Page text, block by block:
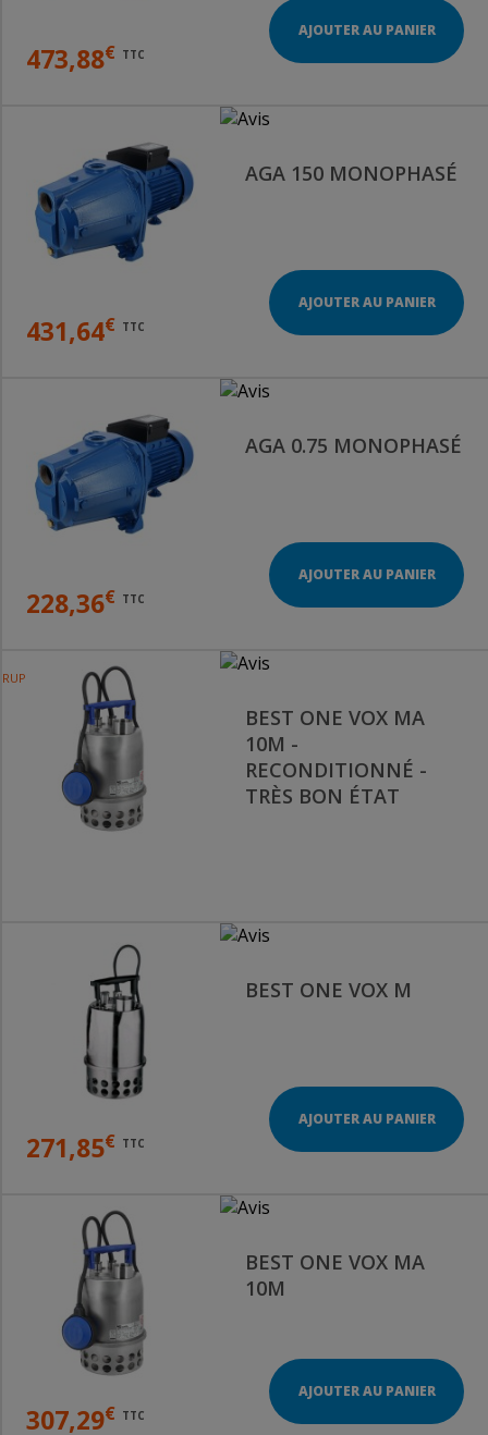
473,88€ TTC
AJOUTER AU PANIER
AGA 150 MONOPHASÉ
431,64€ TTC
AJOUTER AU PANIER
AGA 0.75 MONOPHASÉ
228,36€ TTC
AJOUTER AU PANIER
BEST ONE VOX MA
10M -
RECONDITIONNÉ -
TRÈS BON ÉTAT
RUPTURE DE STOCK
BEST ONE VOX M
271,85€ TTC
AJOUTER AU PANIER
BEST ONE VOX MA
10M
307,29€ TTC
AJOUTER AU PANIER